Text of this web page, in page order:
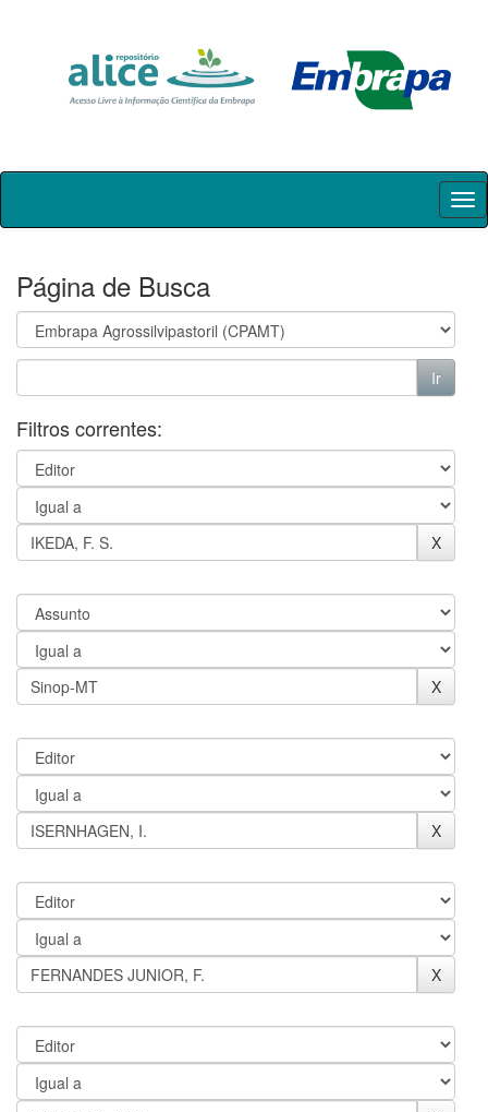
Skip
Página de Busca
Filtros correntes: